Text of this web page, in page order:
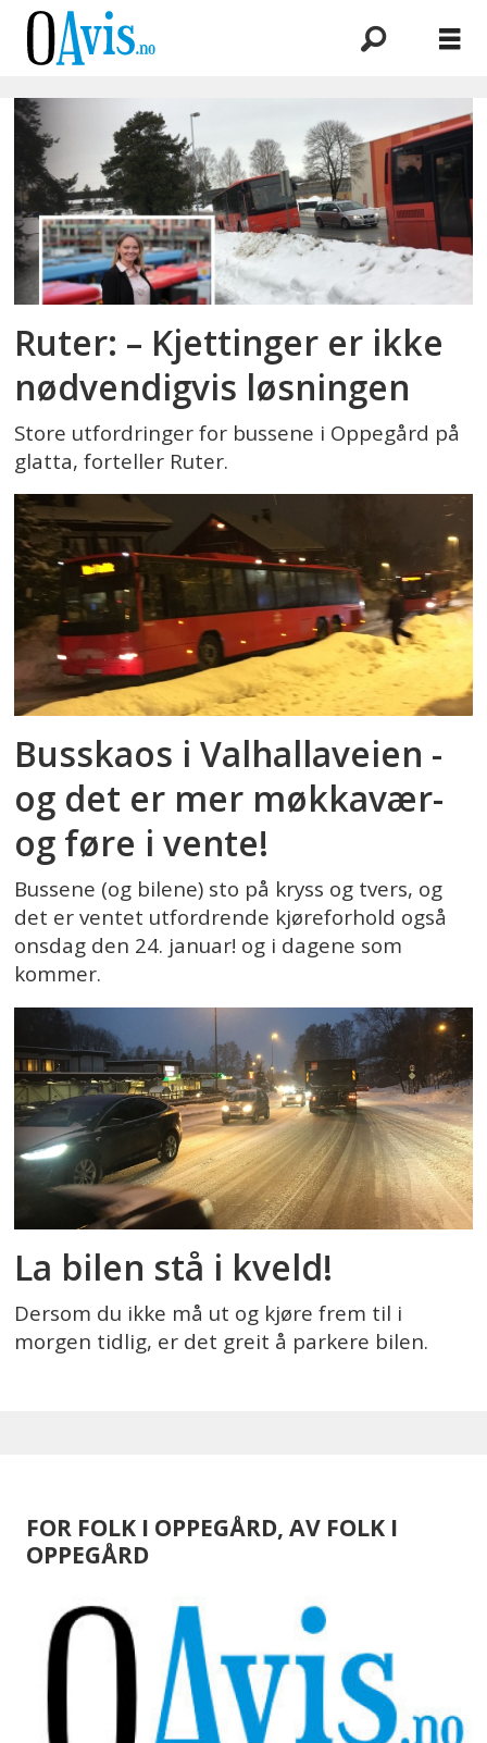
Emne:
glatta
Ruter: – Kjettinger er ikke
nødvendigvis løsningen
Store utfordringer for bussene i Oppegård på
glatta, forteller Ruter.
Busskaos i Valhallaveien -
og det er mer møkkavær-
og føre i vente!
Bussene (og bilene) sto på kryss og tvers, og
det er ventet utfordrende kjøreforhold også
onsdag den 24. januar! og i dagene som
kommer.
La bilen stå i kveld!
Dersom du ikke må ut og kjøre frem til i
morgen tidlig, er det greit å parkere bilen.
FOR FOLK I OPPEGÅRD, AV FOLK I
OPPEGÅRD